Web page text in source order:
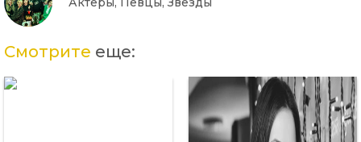
Смотрите еще: